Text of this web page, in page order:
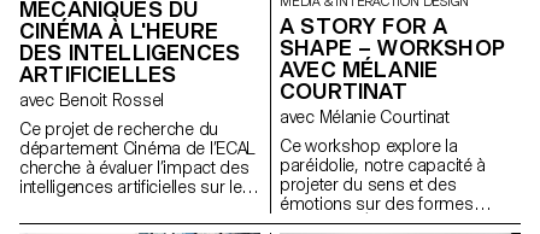
MÉCANIQUES DU
CINÉMA À L'HEURE
DES INTELLIGENCES
ARTIFICIELLES
avec Benoit Rossel
Ce projet de recherche du
département Cinéma de l’ECAL
cherche à évaluer l’impact des
intelligences artificielles sur le
A STORY FOR A
SHAPE – WORKSHOP
AVEC MÉLANIE
COURTINAT
avec Mélanie Courtinat
Ce workshop explore la
paréidolie, notre capacité à
projeter du sens et des
émotions sur des formes
abstraites. À partir d'une